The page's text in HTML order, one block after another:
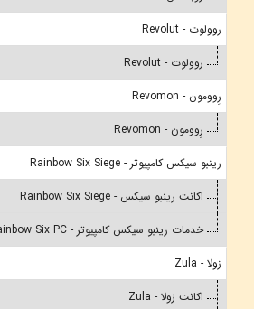
روولوت - Revolut
روولوت - Revolut
رِوومون - Revomon
رِوومون - Revomon
رینبو سیکس کامپیوتر - Rainbow Six Siege
اکانت رینبو سیکس - Rainbow Six Siege
خدمات رینبو سیکس کامپیوتر - Rainbow Six PC
زولا - Zula
اکانت زولا - Zula